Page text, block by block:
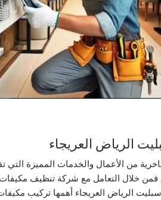
الرياض العريجاء
من الأعمال والخدمات المميزة
فمن خلال التعامل مع شركة تنظيف
الرياض العريجاء أهمها تركيب